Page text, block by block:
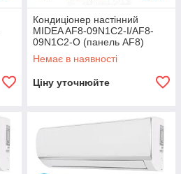
Кондиціонер настінний
MIDEA AF8-09N1C2-I/AF8-
09N1C2-O (панель AF8)
Немає в наявності
Ціну уточнюйте